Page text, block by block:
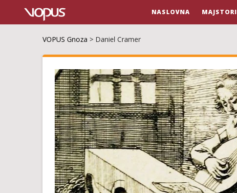
NASLOVNA MAJSTORI
VOPUS Gnoza > Daniel Cramer